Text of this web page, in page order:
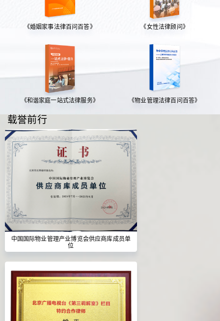
《婚姻家事法律百问百答》 《女性法律顾问》
《和谐家庭一站式法律服务》 《物业管理法律百问百答》
载誉前行
中国国际物业管理产业博览会供应商库成员单
位